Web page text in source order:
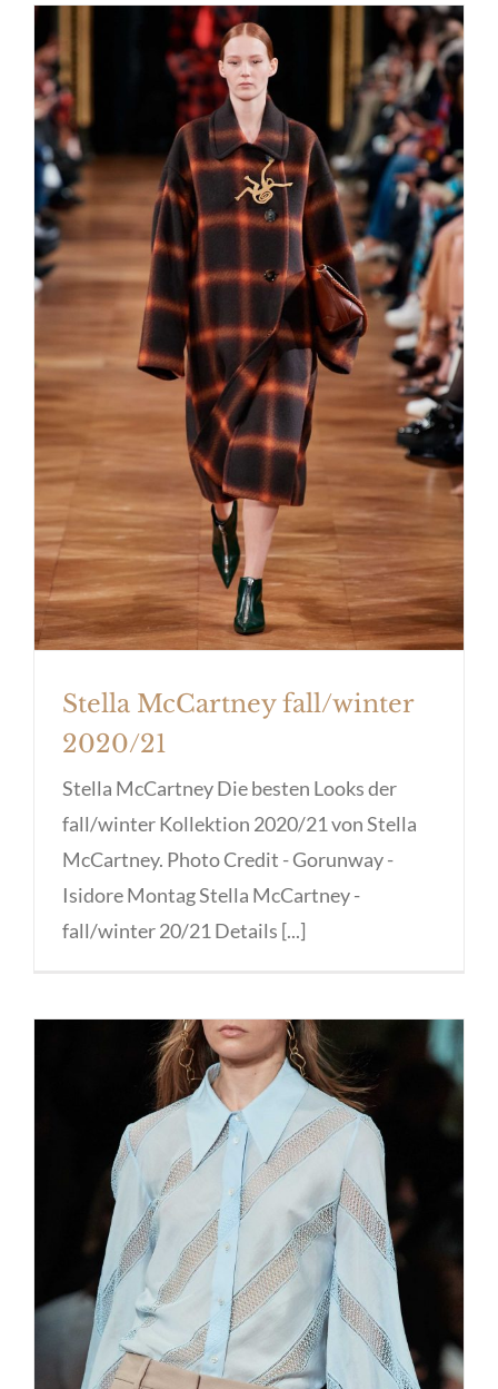
Stella McCartney fall/winter
2020/21
Stella McCartney fall/winter
2020/21
Stella McCartney Die besten Looks der
fall/winter Kollektion 2020/21 von Stella
McCartney. Photo Credit - Gorunway -
Isidore Montag Stella McCartney -
fall/winter 20/21 Details [...]
Stella McCartney